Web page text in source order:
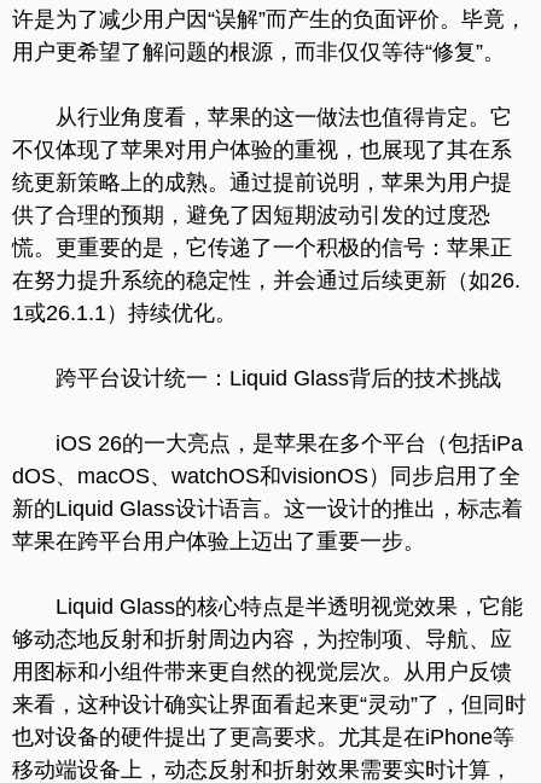
许是为了减少用户因“误解”而产生的负面评价。毕竟，
用户更希望了解问题的根源，而非仅仅等待“修复”。
从行业角度看，苹果的这一做法也值得肯定。它
不仅体现了苹果对用户体验的重视，也展现了其在系
统更新策略上的成熟。通过提前说明，苹果为用户提
供了合理的预期，避免了因短期波动引发的过度恐
慌。更重要的是，它传递了一个积极的信号：苹果正
在努力提升系统的稳定性，并会通过后续更新（如26.
1或26.1.1）持续优化。
跨平台设计统一：Liquid Glass背后的技术挑战
iOS 26的一大亮点，是苹果在多个平台（包括iPa
dOS、macOS、watchOS和visionOS）同步启用了全
新的Liquid Glass设计语言。这一设计的推出，标志着
苹果在跨平台用户体验上迈出了重要一步。
Liquid Glass的核心特点是半透明视觉效果，它能
够动态地反射和折射周边内容，为控制项、导航、应
用图标和小组件带来更自然的视觉层次。从用户反馈
来看，这种设计确实让界面看起来更“灵动”了，但同时
也对设备的硬件提出了更高要求。尤其是在iPhone等
移动端设备上，动态反射和折射效果需要实时计算，